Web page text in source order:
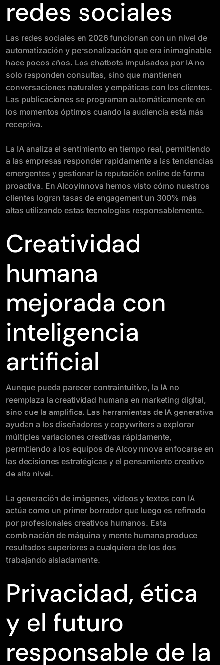
redes sociales
Las redes sociales en 2026 funcionan con un nivel de
automatización y personalización que era inimaginable
hace pocos años. Los chatbots impulsados por IA no
solo responden consultas, sino que mantienen
conversaciones naturales y empáticas con los clientes.
Las publicaciones se programan automáticamente en
los momentos óptimos cuando la audiencia está más
receptiva.
La IA analiza el sentimiento en tiempo real, permitiendo
a las empresas responder rápidamente a las tendencias
emergentes y gestionar la reputación online de forma
proactiva. En Alcoyinnova hemos visto cómo nuestros
clientes logran tasas de engagement un 300% más
altas utilizando estas tecnologías responsablemente.
Creatividad
humana
mejorada con
inteligencia
artificial
Aunque pueda parecer contraintuitivo, la IA no
reemplaza la creatividad humana en marketing digital,
sino que la amplifica. Las herramientas de IA generativa
ayudan a los diseñadores y copywriters a explorar
múltiples variaciones creativas rápidamente,
permitiendo a los equipos de Alcoyinnova enfocarse en
las decisiones estratégicas y el pensamiento creativo
de alto nivel.
La generación de imágenes, vídeos y textos con IA
actúa como un primer borrador que luego es refinado
por profesionales creativos humanos. Esta
combinación de máquina y mente humana produce
resultados superiores a cualquiera de los dos
trabajando aisladamente.
Privacidad, ética
y el futuro
responsable de la